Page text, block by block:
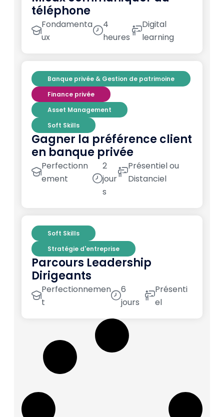
téléphone
Fondamenta
ux
4
heures
Digital
learning
Banque privée & Gestion de patrimoine
Finance privée
Asset Management
Soft Skills
Gagner la préférence client
en banque privée
Perfectionn
ement
2
jour
s
Présentiel ou
Distanciel
Soft Skills
Stratégie d'entreprise
Parcours Leadership
Dirigeants
Perfectionnemen
t
6
jours
Présenti
el